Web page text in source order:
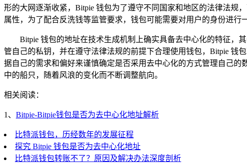
形的大网逐渐收紧，Bitpie 钱包为了遵守不同国家和地区的法律法规
属性，为了配合反洗钱等监管要求，钱包可能需要对用户的身份进
Bitpie 钱包的地址在技术生成机制上确实具备去中心化的特征，
管自己的私钥，并在遵守法律法规的前提下合理使用钱包，Bitpie 钱
据自己的需求和偏好来谨慎确定是否采用去中心化的方式管理自己
中的船只，随着风浪的变化而不断调整航向。
相关阅读：
1、 Bitpie-Bitpie钱包是否为去中心化地址解析
比特派钱包，历经数年的发展征程
探究 Bitpie 钱包是否为去中心化地址
比特派钱包转账不了？原因及解决办法深度剖析